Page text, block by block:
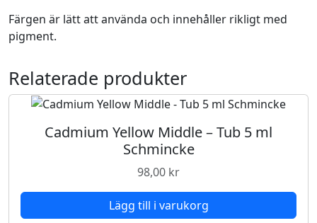
u
b
5
S
Färgen är lätt att använda och innehåller rikligt med
pigment.
Relaterade produkter
Cadmium Yellow Middle – Tub 5 ml
Schmincke
98,00 kr
Lägg till i varukorg